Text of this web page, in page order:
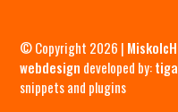
© Copyright 2026 |
webdesign developed by:
snippets and plugins